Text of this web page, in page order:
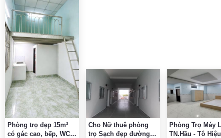
Phòng trọ đẹp 15m²
có gác cao, bếp, WC
Cho Nữ thuê phòng
trọ Sạch đẹp đường
Phòng Trọ Máy
TN.Hầu - Tô